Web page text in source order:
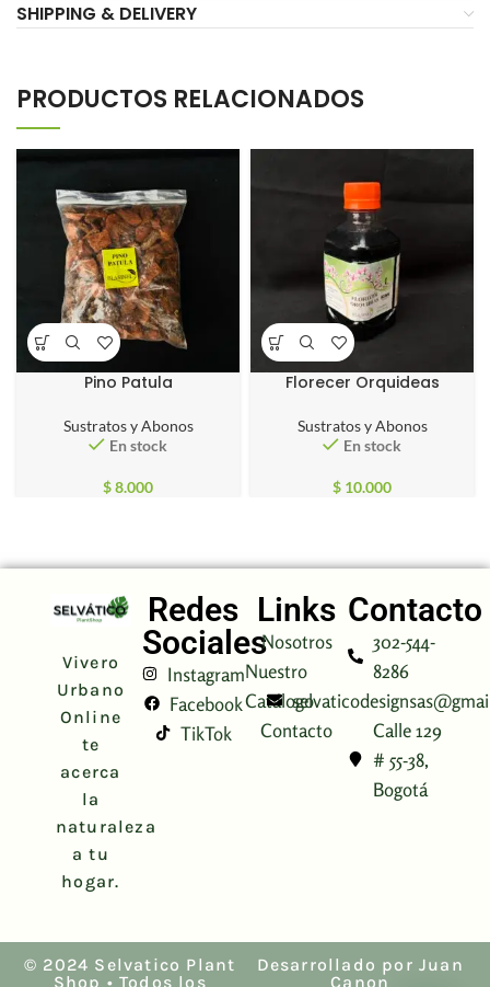
SHIPPING & DELIVERY
PRODUCTOS RELACIONADOS
Pino Patula
Sustratos y Abonos
En stock
$8.000
Florecer Orquideas
Sustratos y Abonos
En stock
$ 10.000
Vivero
Urbano
Online
te
acerca
la
naturaleza
a tu
hogar.
Redes
Sociales
Instagram
Facebook
TikTok
Links
Nosotros
Nuestro
Catálogo
Contacto
Contacto
302-544-
8286
Calle 129
# 55-38,
Bogotá
© 2024 Selvatico Plant
Shop • Todos los
Desarrollado por Juan
Canon